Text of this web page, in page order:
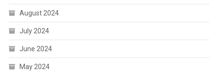
August 2024
July 2024
June 2024
May 2024